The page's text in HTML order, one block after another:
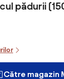
pădurii
Către magazin